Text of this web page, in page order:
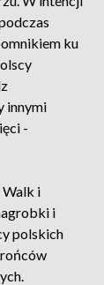
ku
innymi
-
Walk i
i
polskich